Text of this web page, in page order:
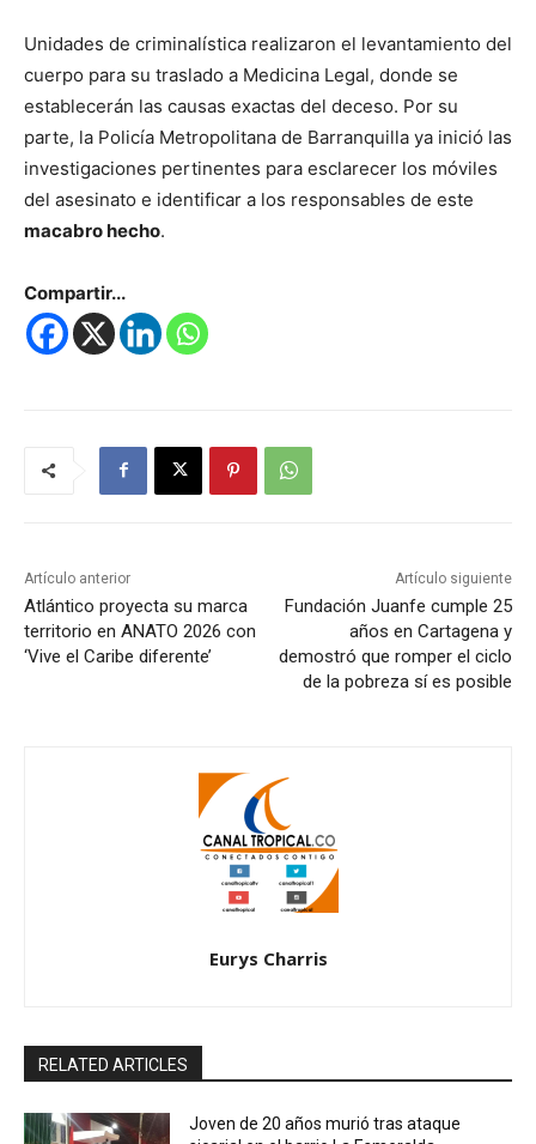
Unidades de criminalística realizaron el levantamiento del
cuerpo para su traslado a Medicina Legal, donde se
establecerán las causas exactas del deceso. Por su
parte, la Policía Metropolitana de Barranquilla ya inició las
investigaciones pertinentes para esclarecer los móviles
del asesinato e identificar a los responsables de este
macabro hecho.
Compartir...
Artículo anterior
Atlántico proyecta su marca
territorio en ANATO 2026 con
‘Vive el Caribe diferente’
Artículo siguiente
Fundación Juanfe cumple 25
años en Cartagena y
demostró que romper el ciclo
de la pobreza sí es posible
Eurys Charris
RELATED ARTICLES
Joven de 20 años murió tras ataque